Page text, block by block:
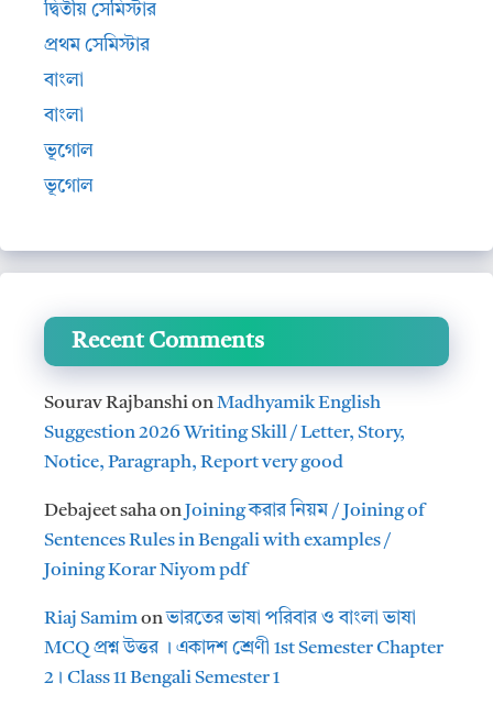
দ্বিতীয় সেমিস্টার
প্রথম সেমিস্টার
বাংলা
বাংলা
ভূগোল
ভূগোল
Recent Comments
Sourav RajbanshionMadhyamik English
Suggestion 2026 Writing Skill / Letter, Story,
Notice, Paragraph, Report very good
Debajeet sahaonJoining করার নিয়ম / Joining of
Sentences Rules in Bengali with examples /
Joining Korar Niyom pdf
Riaj Samimonভারতের ভাষা পরিবার ও বাংলা ভাষা
MCQ প্রশ্ন উত্তর । একাদশ শ্রেণী 1st Semester Chapter
2। Class 11 Bengali Semester 1